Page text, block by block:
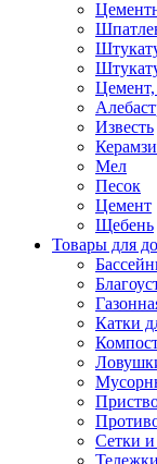
Известь
Мел
Песок
Цемент
Щебень
Товары для
Катки
Сетки и